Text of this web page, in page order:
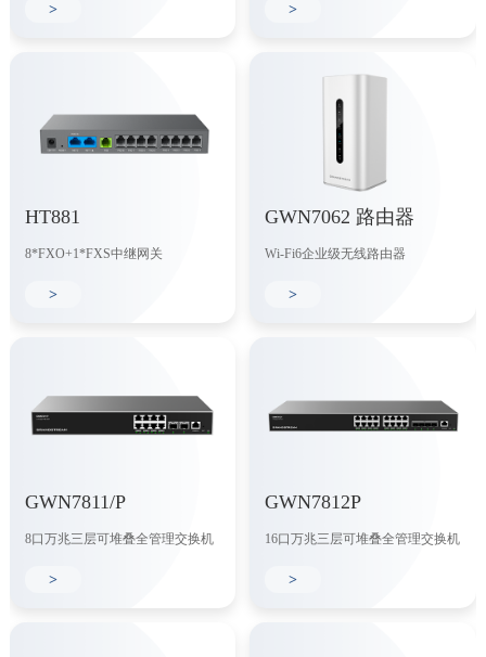
> >
HT881
8*FXO+1*FXS中继网关
>
GWN7062 路由器
Wi-Fi6企业级无线路由器
>
GWN7811/P
8口万兆三层可堆叠全管理交换机
>
GWN7812P
16口万兆三层可堆叠全管理交换机
>